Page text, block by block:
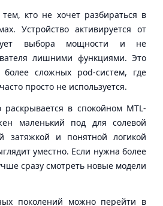
кто не хочет разбираться в
Устройство активируется от
выбора мощности и не
лишними функциями. Это
сложных pod-систем, где
просто не используется.
в спокойном MTL-
маленький под для солевой
затяжкой и понятной логикой
уместно. Если нужна более
сразу смотреть новые модели
поколений можно перейти в